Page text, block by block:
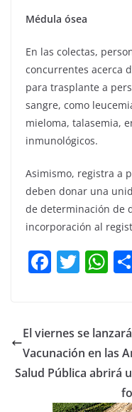
Médula ósea
En las colectas,
concurrentes acerca
para trasplante a
sangre, como
mieloma, talasemia,
inmunológicos.
Asimismo, registra a
deben donar una
de determinación de
incorporación al
F
e
b
o
o
T
er
W
s
A
p
p
El viernes se
Vacunación en las
Salud Pública abrirá